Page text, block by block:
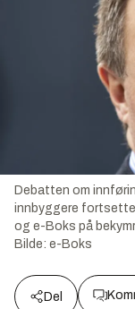
Debatten om
innbyggere
og e-Boks på
Bilde: e-Boks
Del